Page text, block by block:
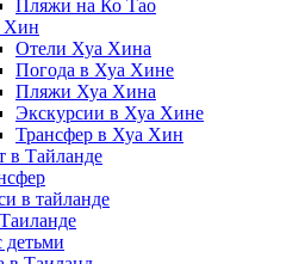
Пляжи на Ко Тао
Хин
Отели Хуа Хина
Погода в Хуа Хине
Пляжи Хуа Хина
Экскурсии в Хуа Хине
Трансфер в Хуа Хин
в Тайланде
в тайланде
детьми